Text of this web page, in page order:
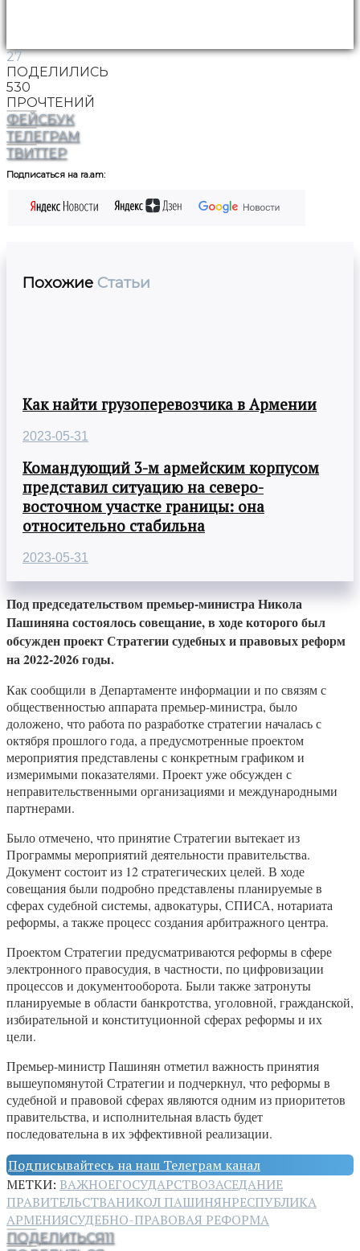
27
ПОДЕЛИЛИСЬ
530
ПРОЧТЕНИЙ
ФЕЙСБУК
ТЕЛЕГРАМ
ТВИТТЕР
Подписаться на ra.am:
Похожие Статьи
Как найти грузоперевозчика в Армении
2023-05-31
Командующий 3-м армейским корпусом
представил ситуацию на северо-
восточном участке границы: она
относительно стабильна
2023-05-31
Под председательством премьер-министра Никола
Пашиняна состоялось совещание, в ходе которого был
обсужден проект Стратегии судебных и правовых реформ
на 2022-2026 годы.
Как сообщили в Департаменте информации и по связям с
общественностью аппарата премьер-министра, было
доложено, что работа по разработке стратегии началась с
октября прошлого года, а предусмотренные проектом
мероприятия представлены с конкретным графиком и
измеримыми показателями. Проект уже обсужден с
неправительственными организациями и международными
партнерами.
Было отмечено, что принятие Стратегии вытекает из
Программы мероприятий деятельности правительства.
Документ состоит из 12 стратегических целей. В ходе
совещания были подробно представлены планируемые в
сферах судебной системы, адвокатуры, СПИСА, нотариата
реформы, а также процесс создания арбитражного центра.
Проектом Стратегии предусматриваются реформы в сфере
электронного правосудия, в частности, по цифровизации
процессов и документооборота. Были также затронуты
планируемые в области банкротства, уголовной, гражданской,
избирательной и конституционной сферах реформы и их
цели.
Премьер-министр Пашинян отметил важность принятия
вышеупомянутой Стратегии и подчеркнул, что реформы в
судебной и правовой сферах являются одним из приоритетов
правительства, и исполнительная власть будет
последовательна в их эффективной реализации.
Подписывайтесь на наш Телеграм канал
МЕТКИ: ВАЖНОЕГОСУДАРСТВОЗАСЕДАНИЕ
ПРАВИТЕЛЬСТВАНИКОЛ ПАШИНЯНРЕСПУБЛИКА
АРМЕНИЯСУДЕБНО-ПРАВОВАЯ РЕФОРМА
ПОДЕЛИТЬСЯ11